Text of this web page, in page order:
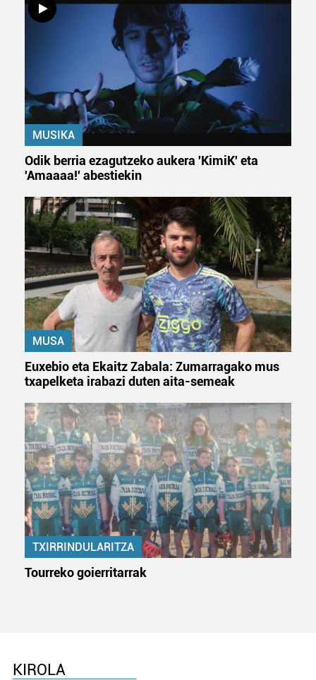
Webgune honek cookie propioak eta hirugarrenen cookie-
fitxategiak erabiltzen ditu. Zure esperientzia eta
zerbitzuak hobetzeko asmoz, cookie teknologiaz
baliatzen gara. Ohar hau onartuz gero, teknologia hori
erabiltzeko baimen esplizitua ematen diguzu.
irakurri
MUSIKA
Odik berria ezagutzeko aukera 'KimiK' eta
'Amaaaa!' abestiekin
MUSA
Euxebio eta Ekaitz Zabala: Zumarragako mus
txapelketa irabazi duten aita-semeak
TXIRRINDULARITZA
Tourreko goierritarrak
KIROLA